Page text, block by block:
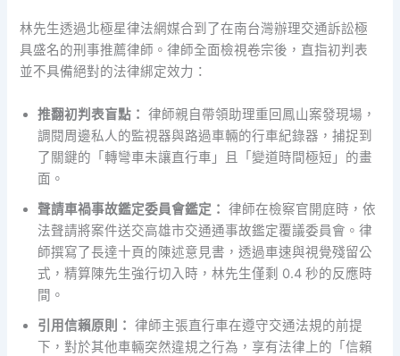
林先生透過北極星律法網媒合到了在南台灣辦理交通訴訟極
具盛名的刑事推薦律師。律師全面檢視卷宗後，直指初判表
並不具備絕對的法律綁定效力：
推翻初判表盲點： 律師親自帶領助理重回鳳山案發現場，
調閱周邊私人的監視器與路過車輛的行車紀錄器，捕捉到
了關鍵的「轉彎車未讓直行車」且「變道時間極短」的畫
面。
聲請車禍事故鑑定委員會鑑定： 律師在檢察官開庭時，依
法聲請將案件送交高雄市交通通事故鑑定覆議委員會。律
師撰寫了長達十頁的陳述意見書，透過車速與視覺殘留公
式，精算陳先生強行切入時，林先生僅剩 0.4 秒的反應時
間。
引用信賴原則： 律師主張直行車在遵守交通法規的前提
下，對於其他車輛突然違規之行為，享有法律上的「信賴